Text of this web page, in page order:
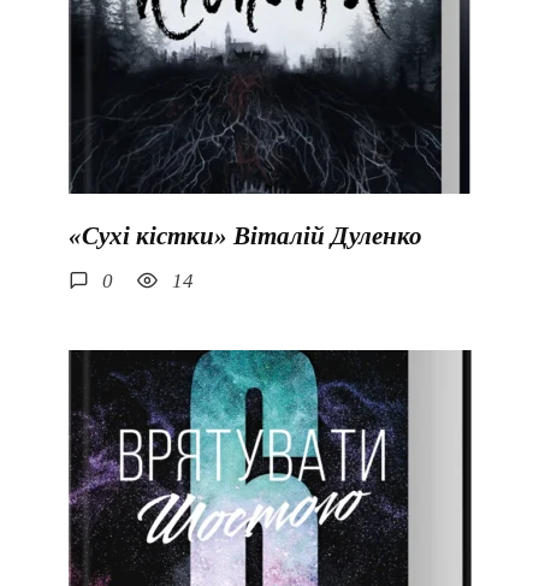
«Сухі кістки» Віталій Дуленко
0 14